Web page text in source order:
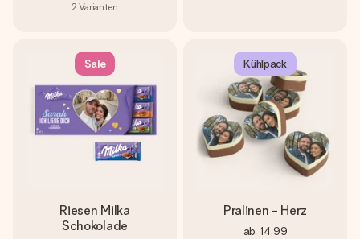
2 Varianten
Sale
Riesen Milka
Schokolade
Kühlpack
Pralinen - Herz
ab 14,99